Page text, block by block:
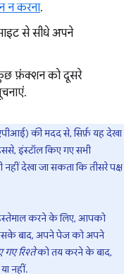
न करना.
से सीधे अपने
फ़ंक्शन को दूसरे
की मदद से, सिर्फ़ यह देखा
इंस्टॉल किए गए सभी
देखा जा सकता कि तीसरे पक्ष
करने के लिए, आपको
बाद, अपने पेज को अपने
गए रिश्तेको तय करने के बाद,
नहीं.